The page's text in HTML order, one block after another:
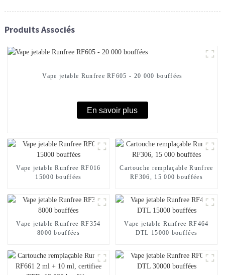
Produits Associés
Vape jetable Runfree RF605 - 20 000 bouffées
En savoir plus
Vape jetable Runfree RF016
15000 bouffées
Cartouche remplaçable Runfree
RF306, 15 000 bouffées
Vape jetable Runfree RF354
8000 bouffées
Vape jetable Runfree RF464
DTL 15000 bouffées